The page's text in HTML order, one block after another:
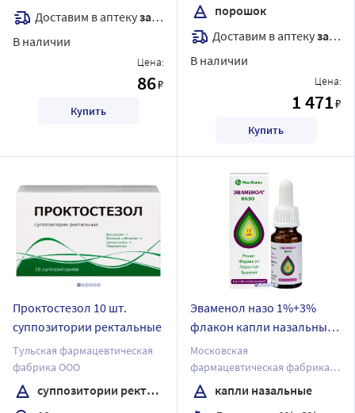
Доставим в аптекузавтра
В наличии
Цена:
86₽
Купить
порошок
Доставим в аптекузавтра
В наличии
Цена:
1 471₽
Купить
Проктостезол 10 шт.
суппозитории ректальные
Тульская фармацевтическая
фабрика ООО
суппозитории ректальные
Эваменол назо 1%+3%
флакон капли назальные
12 мл
Московская
фармацевтическая фабрика
ЗАО
капли назальные